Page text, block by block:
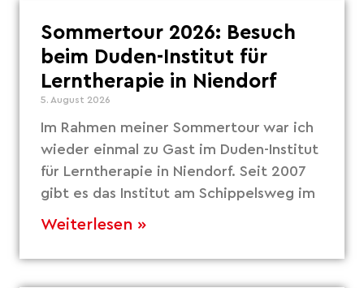
Sommertour 2026: Besuch
beim Duden-Institut für
Lerntherapie in Niendorf
5. August 2026
Im Rahmen meiner Sommertour war ich
wieder einmal zu Gast im Duden-Institut
für Lerntherapie in Niendorf. Seit 2007
gibt es das Institut am Schippelsweg im
Weiterlesen »